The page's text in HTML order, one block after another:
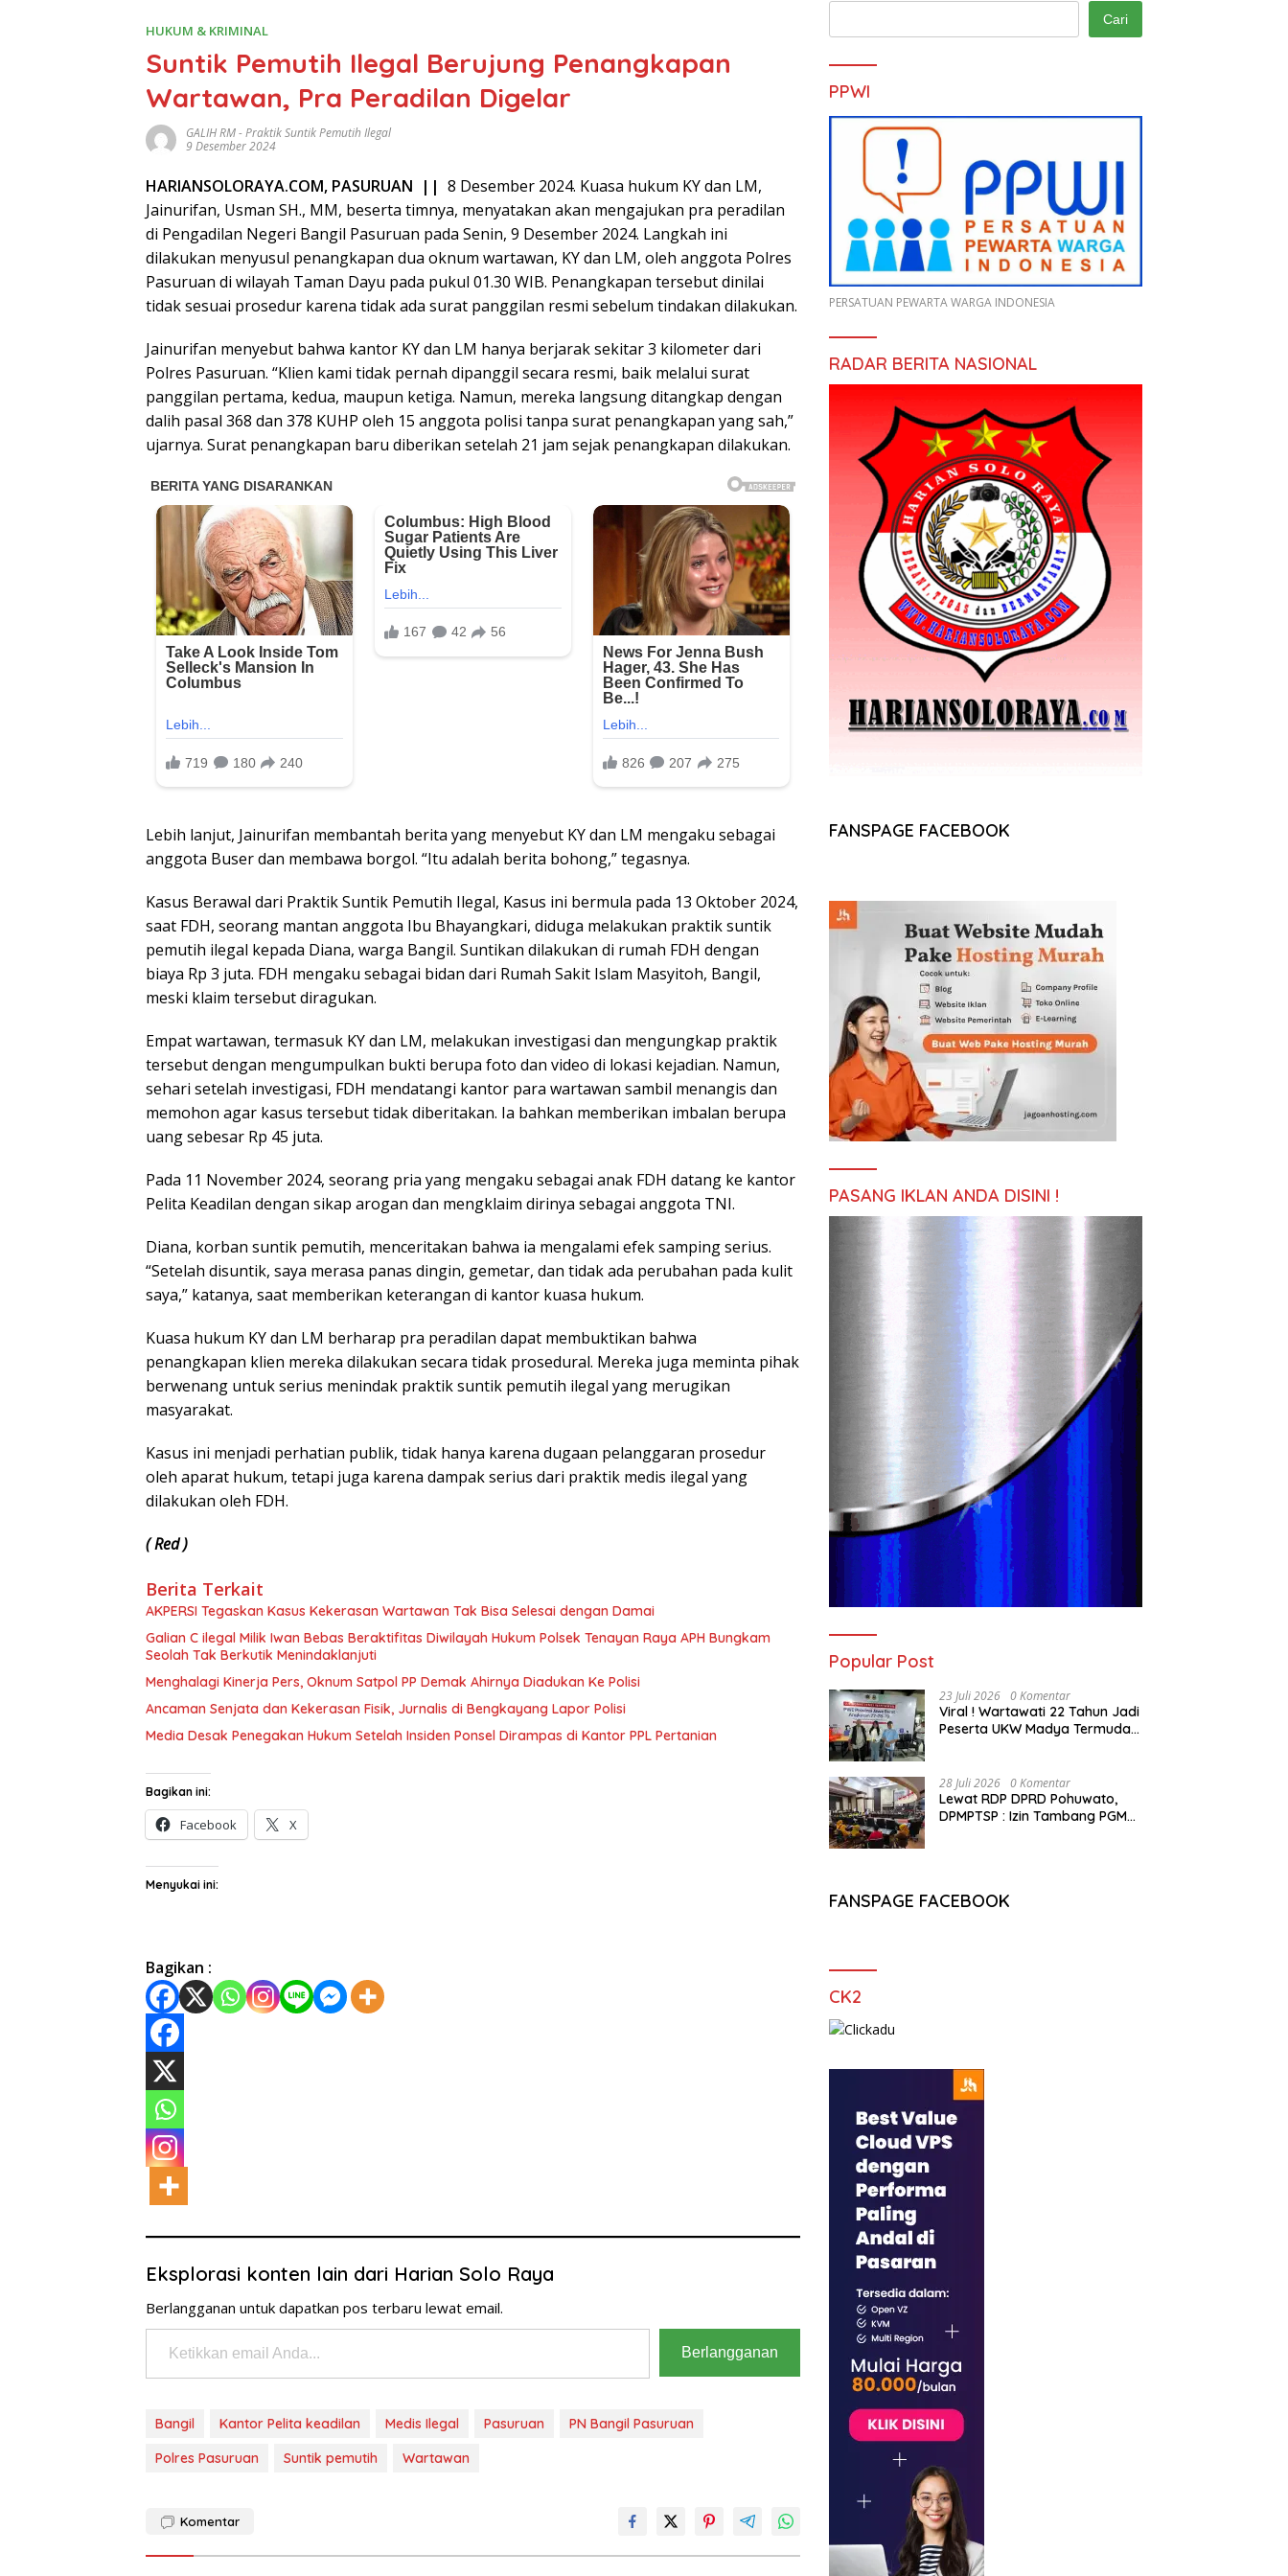
HUKUM & KRIMINAL
Suntik Pemutih Ilegal Berujung Penangkapan
Wartawan, Pra Peradilan Digelar
GALIH RM-Praktik Suntik Pemutih Ilegal
9 Desember 2024
HARIANSOLORAYA.COM, PASURUAN || 8 Desember 2024. Kuasa hukum KY dan LM,
Jainurifan, Usman SH., MM, beserta timnya, menyatakan akan mengajukan pra peradilan
di Pengadilan Negeri Bangil Pasuruan pada Senin, 9 Desember 2024. Langkah ini
dilakukan menyusul penangkapan dua oknum wartawan, KY dan LM, oleh anggota Polres
Pasuruan di wilayah Taman Dayu pada pukul 01.30 WIB. Penangkapan tersebut dinilai
tidak sesuai prosedur karena tidak ada surat panggilan resmi sebelum tindakan dilakukan.
Jainurifan menyebut bahwa kantor KY dan LM hanya berjarak sekitar 3 kilometer dari
Polres Pasuruan. “Klien kami tidak pernah dipanggil secara resmi, baik melalui surat
panggilan pertama, kedua, maupun ketiga. Namun, mereka langsung ditangkap dengan
dalih pasal 368 dan 378 KUHP oleh 15 anggota polisi tanpa surat penangkapan yang sah,”
ujarnya. Surat penangkapan baru diberikan setelah 21 jam sejak penangkapan dilakukan.
Lebih lanjut, Jainurifan membantah berita yang menyebut KY dan LM mengaku sebagai
anggota Buser dan membawa borgol. “Itu adalah berita bohong,” tegasnya.
Kasus Berawal dari Praktik Suntik Pemutih Ilegal, Kasus ini bermula pada 13 Oktober 2024,
saat FDH, seorang mantan anggota Ibu Bhayangkari, diduga melakukan praktik suntik
pemutih ilegal kepada Diana, warga Bangil. Suntikan dilakukan di rumah FDH dengan
biaya Rp 3 juta. FDH mengaku sebagai bidan dari Rumah Sakit Islam Masyitoh, Bangil,
meski klaim tersebut diragukan.
Empat wartawan, termasuk KY dan LM, melakukan investigasi dan mengungkap praktik
tersebut dengan mengumpulkan bukti berupa foto dan video di lokasi kejadian. Namun,
sehari setelah investigasi, FDH mendatangi kantor para wartawan sambil menangis dan
memohon agar kasus tersebut tidak diberitakan. Ia bahkan memberikan imbalan berupa
uang sebesar Rp 45 juta.
Pada 11 November 2024, seorang pria yang mengaku sebagai anak FDH datang ke kantor
Pelita Keadilan dengan sikap arogan dan mengklaim dirinya sebagai anggota TNI.
Diana, korban suntik pemutih, menceritakan bahwa ia mengalami efek samping serius.
“Setelah disuntik, saya merasa panas dingin, gemetar, dan tidak ada perubahan pada kulit
saya,” katanya, saat memberikan keterangan di kantor kuasa hukum.
Kuasa hukum KY dan LM berharap pra peradilan dapat membuktikan bahwa
penangkapan klien mereka dilakukan secara tidak prosedural. Mereka juga meminta pihak
berwenang untuk serius menindak praktik suntik pemutih ilegal yang merugikan
masyarakat.
Kasus ini menjadi perhatian publik, tidak hanya karena dugaan pelanggaran prosedur
oleh aparat hukum, tetapi juga karena dampak serius dari praktik medis ilegal yang
dilakukan oleh FDH.
( Red )
Berita Terkait
AKPERSI Tegaskan Kasus Kekerasan Wartawan Tak Bisa Selesai dengan Damai
Galian C ilegal Milik Iwan Bebas Beraktifitas Diwilayah Hukum Polsek Tenayan Raya APH Bungkam
Seolah Tak Berkutik Menindaklanjuti
Menghalagi Kinerja Pers, Oknum Satpol PP Demak Ahirnya Diadukan Ke Polisi
Ancaman Senjata dan Kekerasan Fisik, Jurnalis di Bengkayang Lapor Polisi
Media Desak Penegakan Hukum Setelah Insiden Ponsel Dirampas di Kantor PPL Pertanian
Bagikan ini:
Facebook X
Menyukai ini:
Bagikan :
Eksplorasi konten lain dari Harian Solo Raya
Berlangganan untuk dapatkan pos terbaru lewat email.
Ketikkan email Anda...
Berlangganan
Bangil Kantor Pelita keadilan Medis Ilegal Pasuruan
PN Bangil Pasuruan
Polres Pasuruan
Suntik pemutih Wartawan
Komentar
Cari
PPWI
PERSATUAN PEWARTA WARGA INDONESIA
RADAR BERITA NASIONAL
FANSPAGE FACEBOOK
PASANG IKLAN ANDA DISINI !
Popular Post
23 Juli 2026 0 Komentar
Viral ! Wartawati 22 Tahun Jadi
Peserta UKW Madya Termuda
28 Juli 2026 0 Komentar
Lewat RDP DPRD Pohuwato,
DPMPTSP : Izin Tambang PGM
FANSPAGE FACEBOOK
CK2